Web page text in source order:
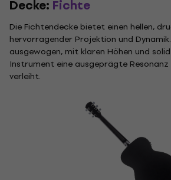
Decke: Fichte
Die Fichtendecke bietet einen hellen,
hervorragender Projektion und
ausgewogen, mit klaren Höhen und
Instrument eine ausgeprägte
verleiht.